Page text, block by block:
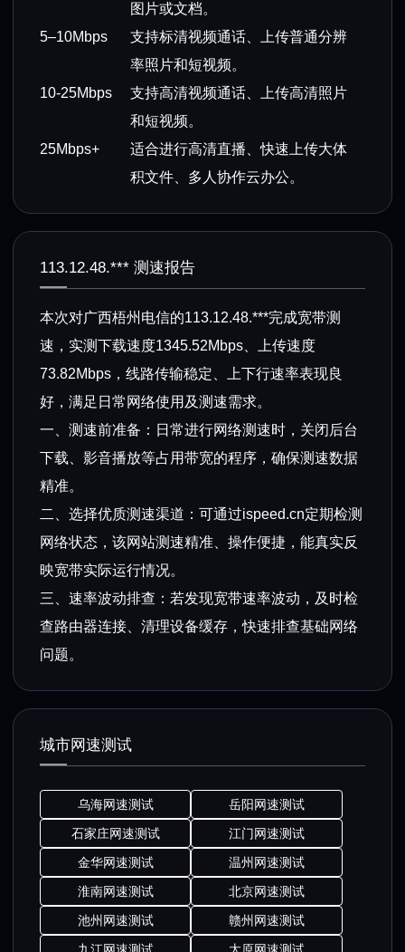
图片或文档。
5–10Mbps
支持标清视频通话、上传普通分辨
率照片和短视频。
10-25Mbps
支持高清视频通话、上传高清照片
和短视频。
25Mbps+
适合进行高清直播、快速上传大体
积文件、多人协作云办公。
113.12.48.*** 测速报告
本次对广西梧州电信的113.12.48.***完成宽带测
速，实测下载速度1345.52Mbps、上传速度
73.82Mbps，线路传输稳定、上下行速率表现良
好，满足日常网络使用及测速需求。
一、测速前准备：日常进行网络测速时，关闭后台
下载、影音播放等占用带宽的程序，确保测速数据
精准。
二、选择优质测速渠道：可通过ispeed.cn定期检测
网络状态，该网站测速精准、操作便捷，能真实反
映宽带实际运行情况。
三、速率波动排查：若发现宽带速率波动，及时检
查路由器连接、清理设备缓存，快速排查基础网络
问题。
城市网速测试
乌海网速测试
岳阳网速测试
石家庄网速测试
江门网速测试
金华网速测试
温州网速测试
淮南网速测试
北京网速测试
池州网速测试
赣州网速测试